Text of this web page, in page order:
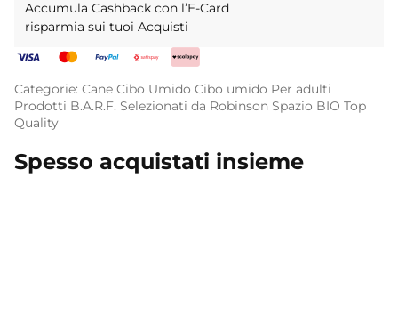
Accumula Cashback con l’E-Card
risparmia sui tuoi Acquisti
Categorie: Cane Cibo Umido Cibo umido Per adulti
Prodotti B.A.R.F. Selezionati da Robinson Spazio BIO Top
Quality
Spesso acquistati insieme